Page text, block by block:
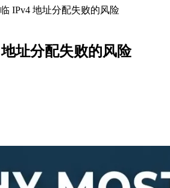
IPv4 地址分配失败的风险
址分配失败的风险